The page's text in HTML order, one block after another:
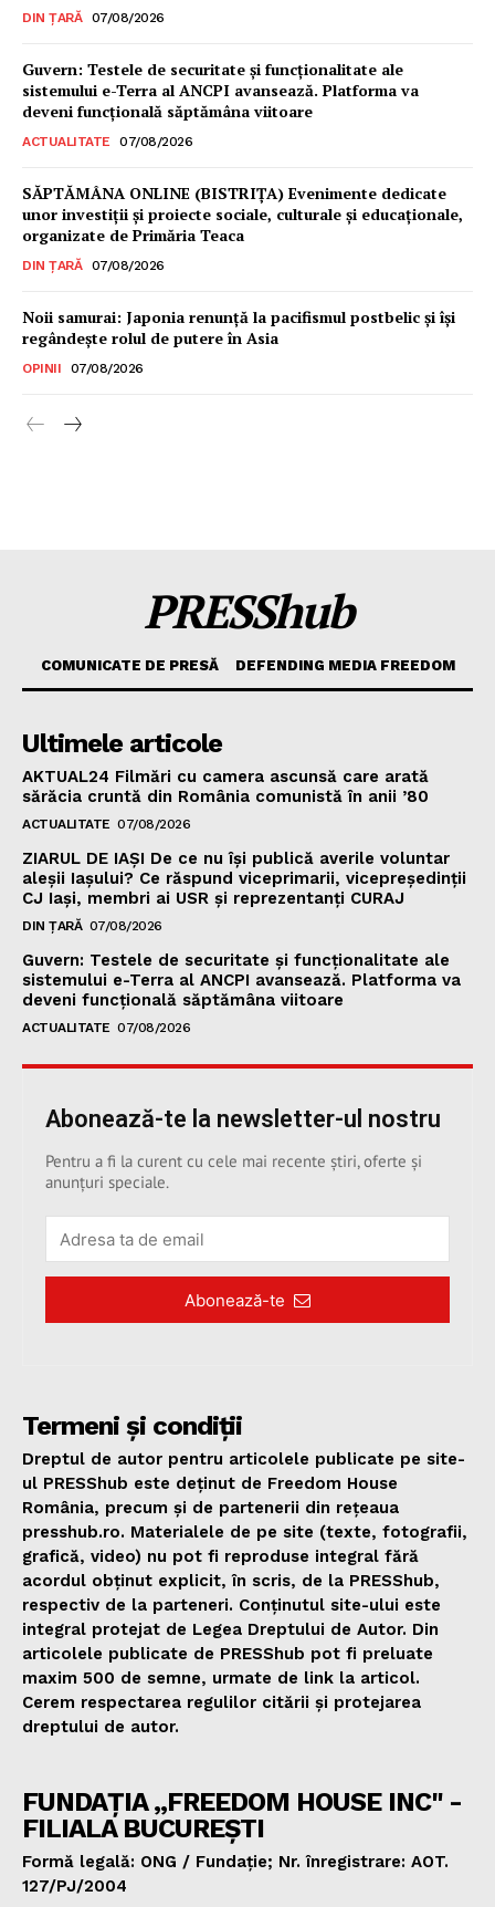
DIN ȚARĂ 07/08/2026
Guvern: Testele de securitate și funcționalitate ale
sistemului e-Terra al ANCPI avansează. Platforma va
deveni funcțională săptămâna viitoare
ACTUALITATE 07/08/2026
SĂPTĂMÂNA ONLINE (BISTRIȚA) Evenimente dedicate
unor investiții și proiecte sociale, culturale și educaționale,
organizate de Primăria Teaca
DIN ȚARĂ 07/08/2026
Noii samurai: Japonia renunță la pacifismul postbelic și își
regândește rolul de putere în Asia
OPINII 07/08/2026
PRESShub
COMUNICATE DE PRESĂ DEFENDING MEDIA FREEDOM
Ultimele articole
AKTUAL24 Filmări cu camera ascunsă care arată
sărăcia cruntă din România comunistă în anii ’80
ACTUALITATE 07/08/2026
ZIARUL DE IAȘI De ce nu își publică averile voluntar
aleșii Iașului? Ce răspund viceprimarii, vicepreședinții
CJ Iași, membri ai USR și reprezentanți CURAJ
DIN ȚARĂ 07/08/2026
Guvern: Testele de securitate și funcționalitate ale
sistemului e-Terra al ANCPI avansează. Platforma va
deveni funcțională săptămâna viitoare
ACTUALITATE 07/08/2026
Abonează-te la newsletter-ul nostru
Pentru a fi la curent cu cele mai recente știri, oferte și
anunțuri speciale.
Abonează-te
Termeni și condiții
Dreptul de autor pentru articolele publicate pe site-
ul PRESShub este deținut de Freedom House
România, precum și de partenerii din rețeaua
presshub.ro. Materialele de pe site (texte, fotografii,
grafică, video) nu pot fi reproduse integral fără
acordul obținut explicit, în scris, de la PRESShub,
respectiv de la parteneri. Conținutul site-ului este
integral protejat de Legea Dreptului de Autor. Din
articolele publicate de PRESShub pot fi preluate
maxim 500 de semne, urmate de link la articol.
Cerem respectarea regulilor citării și protejarea
dreptului de autor.
FUNDAȚIA „FREEDOM HOUSE INC" -
FILIALA BUCUREȘTI
Formă legală: ONG / Fundație; Nr. înregistrare: AOT.
127/PJ/2004